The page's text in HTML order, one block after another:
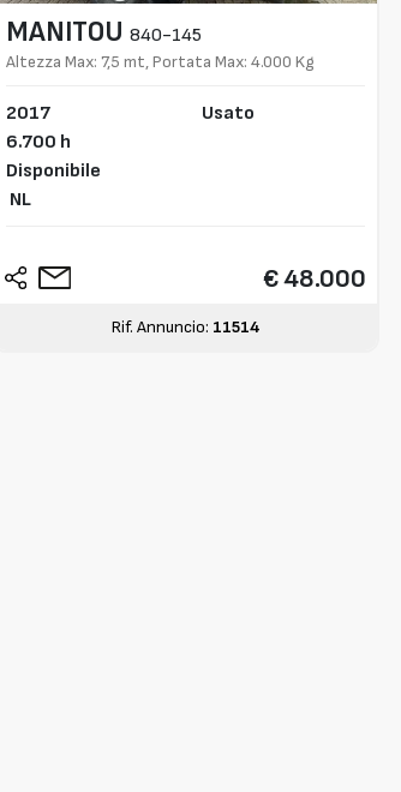
MANITOU 840-145
Altezza Max: 7,5 mt, Portata Max: 4.000 Kg
2017
6.700 h
Disponibile
NL
Usato
€ 48.000
Rif. Annuncio: 11514